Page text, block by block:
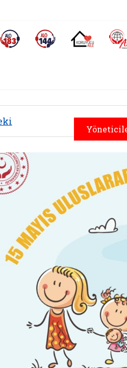
Sorulan Sorular
Alo 183 (yeni sekmede açılır)
Alo 144 (yeni sekmede
Koruyucu